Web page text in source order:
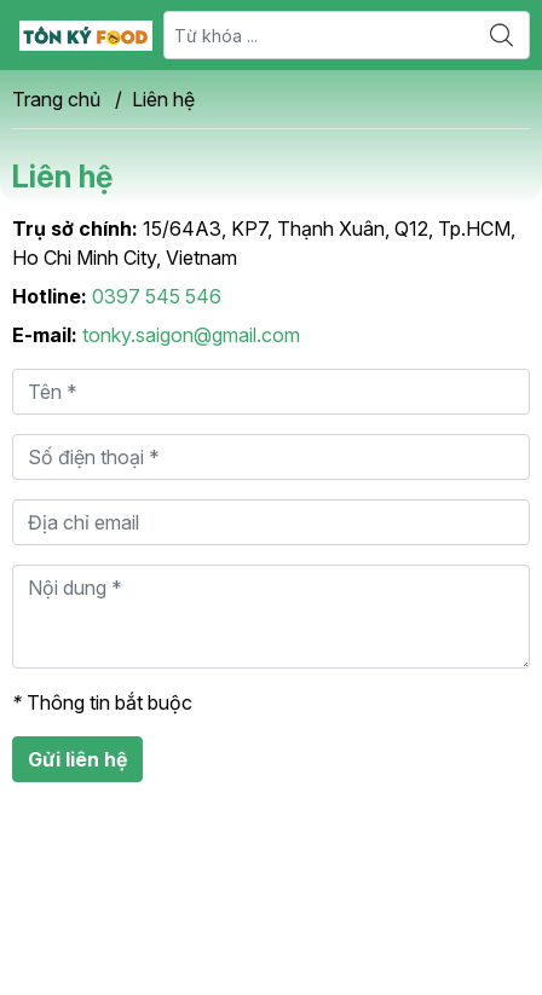
Trang chủ / Liên hệ
Liên hệ
Trụ sở chính: 15/64A3, KP7, Thạnh Xuân, Q12, Tp.HCM,
Ho Chi Minh City, Vietnam
Hotline: 0397 545 546
E-mail: tonky.saigon@gmail.com
* Thông tin bắt buộc
Gửi liên hệ